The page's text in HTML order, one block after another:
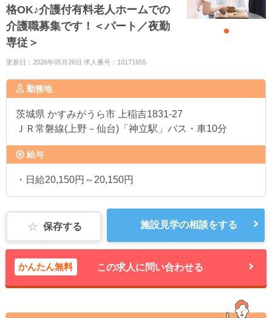
格OK♪介護付有料老人ホームでの
介護職募集です！＜パート／夜勤
専従＞
更新日：2026年05月26日 求人番号：10171655
勤務地
茨城県 かすみがうら市 上稲吉1831-27
ＪＲ常磐線(上野－仙台)「神立駅」バス・車10分
給与
・日給20,150円～20,150円
保存する 施設見学の相談をする
かんたん無料 この求人に問い合わせる